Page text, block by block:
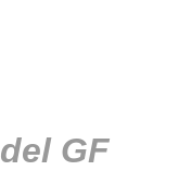
GF